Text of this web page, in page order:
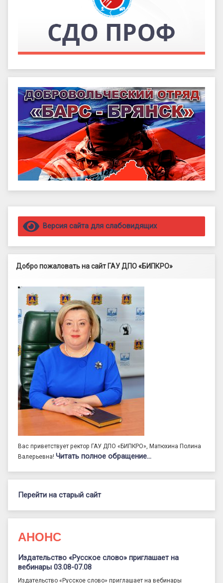
Правый сайдбар
Версия сайта для слабовидящих
Добро пожаловать на сайт ГАУ ДПО «БИПКРО»
Вас приветствует ректор ГАУ ДПО «БИПКРО», Матюхина Полина
Валерьевна! Читать полное обращение…
Перейти на старый сайт
АНОНС
Издательство «Русское слово» приглашает на
вебинары 03.08-07.08
Издательство «Русское слово» приглашает на вебинары